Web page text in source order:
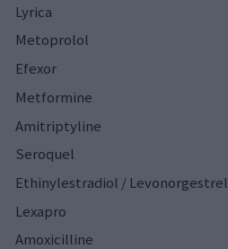
Lyrica
Metoprolol
Efexor
Metformine
Amitriptyline
Seroquel
Ethinylestradiol / Levonorgestrel
Lexapro
Amoxicilline